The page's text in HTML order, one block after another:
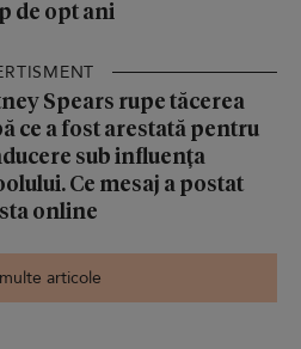
de opt ani
Spears rupe tăcerea
ce a fost arestată pentru
sub influența
Ce mesaj a postat
online
articole